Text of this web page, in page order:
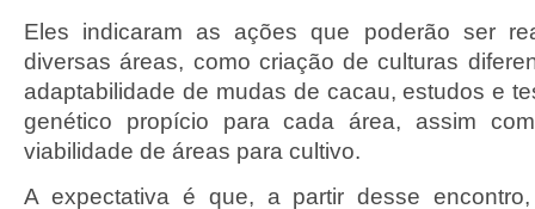
Eles indicaram as ações que poderão ser
diversas áreas, como criação de culturas
adaptabilidade de mudas de cacau, estudos e
genético propício para cada área, assim
viabilidade de áreas para cultivo.
A expectativa é que, a partir desse